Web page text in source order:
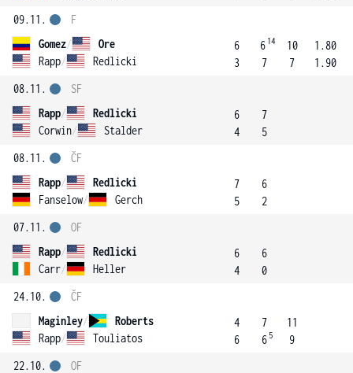
09.11.
Gomez/
Ore
Rapp/ Redlicki
F
6
3
6 14
7
10
7
1.80
1.90
08.11.
Rapp/
Redlicki
Corwin/ Stalder
SF
6
4
7
5
08.11.
Rapp/
Redlicki
Fanselow/ Gerch
ČF
7
5
6
2
07.11.
Rapp/
Redlicki
Carr/ Heller
OF
6
4
6
0
24.10.
Maginley/
Roberts
Rapp/ Touliatos
ČF
4
6
7
6 5
11
9
22.10.
OF